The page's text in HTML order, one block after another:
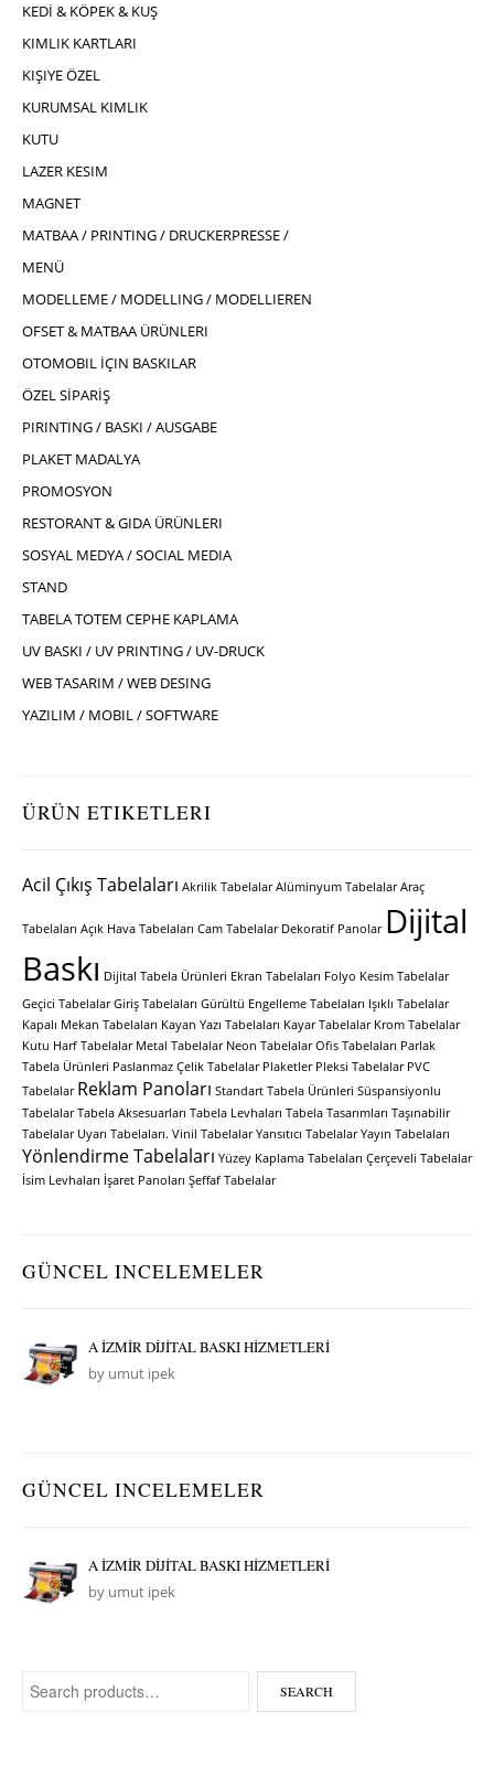
KEDİ & KÖPEK & KUŞ
KIMLIK KARTLARI
KIŞIYE ÖZEL
KURUMSAL KIMLIK
KUTU
LAZER KESIM
MAGNET
MATBAA / PRINTING / DRUCKERPRESSE /
MENÜ
MODELLEME / MODELLING / MODELLIEREN
OFSET & MATBAA ÜRÜNLERI
OTOMOBIL İÇIN BASKILAR
ÖZEL SİPARİŞ
PIRINTING / BASKI / AUSGABE
PLAKET MADALYA
PROMOSYON
RESTORANT & GIDA ÜRÜNLERI
SOSYAL MEDYA / SOCIAL MEDIA
STAND
TABELA TOTEM CEPHE KAPLAMA
UV BASKI / UV PRINTING / UV-DRUCK
WEB TASARIM / WEB DESING
YAZILIM / MOBIL / SOFTWARE
ÜRÜN ETIKETLERI
Acil Çıkış Tabelaları Akrilik Tabelalar Alüminyum Tabelalar Araç
Tabelaları Açık Hava Tabelaları Cam Tabelalar Dekoratif Panolar Dijital
Baskı Dijital Tabela Ürünleri Ekran Tabelaları Folyo Kesim Tabelalar
Geçici Tabelalar Giriş Tabelaları Gürültü Engelleme Tabelaları Işıklı Tabelalar
Kapalı Mekan Tabelaları Kayan Yazı Tabelaları Kayar Tabelalar Krom Tabelalar
Kutu Harf Tabelalar Metal Tabelalar Neon Tabelalar Ofis Tabelaları Parlak
Tabela Ürünleri Paslanmaz Çelik Tabelalar Plaketler Pleksi Tabelalar PVC
Tabelalar Reklam Panoları Standart Tabela Ürünleri Süspansiyonlu
Tabelalar Tabela Aksesuarları Tabela Levhaları Tabela Tasarımları Taşınabilir
Tabelalar Uyarı Tabelaları. Vinil Tabelalar Yansıtıcı Tabelalar Yayın Tabelaları
Yönlendirme Tabelaları Yüzey Kaplama Tabelaları Çerçeveli Tabelalar
İsim Levhaları İşaret Panoları Şeffaf Tabelalar
GÜNCEL INCELEMELER
A İZMİR DİJİTAL BASKI HİZMETLERİ
by umut ipek
GÜNCEL INCELEMELER
A İZMİR DİJİTAL BASKI HİZMETLERİ
by umut ipek
Search for: SEARCH